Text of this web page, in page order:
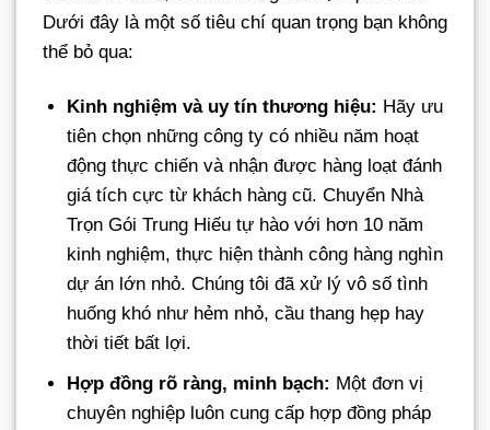
Dưới đây là một số tiêu chí quan trọng bạn không
thể bỏ qua:
Kinh nghiệm và uy tín thương hiệu: Hãy ưu
tiên chọn những công ty có nhiều năm hoạt
động thực chiến và nhận được hàng loạt đánh
giá tích cực từ khách hàng cũ. Chuyển Nhà
Trọn Gói Trung Hiếu tự hào với hơn 10 năm
kinh nghiệm, thực hiện thành công hàng nghìn
dự án lớn nhỏ. Chúng tôi đã xử lý vô số tình
huống khó như hẻm nhỏ, cầu thang hẹp hay
thời tiết bất lợi.
Hợp đồng rõ ràng, minh bạch: Một đơn vị
chuyên nghiệp luôn cung cấp hợp đồng pháp